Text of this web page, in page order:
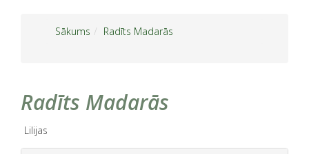
Sākums Radīts Madarās
Radīts Madarās
Lilijas